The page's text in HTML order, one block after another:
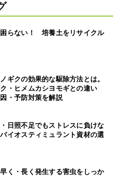
困らない！ 培養土をリサイクル
ギクの効果的な駆除方法とは。
・ヒメムカシヨモギとの違い
・予防対策を解説
日照不足でもストレスに負けな
イオスティミュラント資材の選
く・長く発生する害虫をしっか